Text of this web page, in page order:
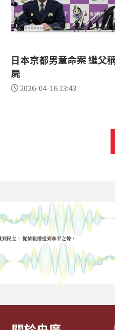
日本京都男童命案 繼父
屍
2026-04-16 13:43